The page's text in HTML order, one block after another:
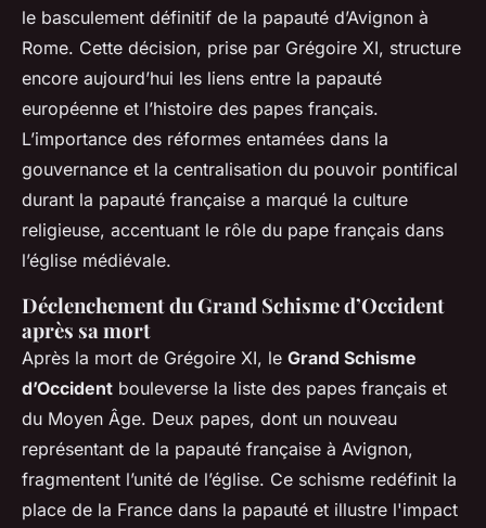
le basculement définitif de la papauté d’Avignon à
Rome. Cette décision, prise par Grégoire XI, structure
encore aujourd’hui les liens entre la papauté
européenne et l’histoire des papes français.
L’importance des réformes entamées dans la
gouvernance et la centralisation du pouvoir pontifical
durant la papauté française a marqué la culture
religieuse, accentuant le rôle du pape français dans
l’église médiévale.
Déclenchement du Grand Schisme d’Occident
après sa mort
Après la mort de Grégoire XI, le Grand Schisme
d’Occident bouleverse la liste des papes français et
du Moyen Âge. Deux papes, dont un nouveau
représentant de la papauté française à Avignon,
fragmentent l’unité de l’église. Ce schisme redéfinit la
place de la France dans la papauté et illustre l'impact